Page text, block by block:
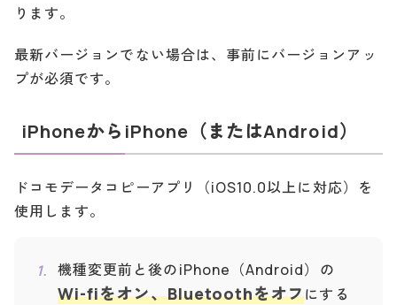
ります。
最新バージョンでない場合は、事前にバージョンアッ
プが必須です。
iPhoneからiPhone（またはAndroid）
ドコモデータコピーアプリ（iOS10.0以上に対応）を
使用します。
機種変更前と後のiPhone（Android）の
Wi-fiをオン、Bluetoothをオフにする